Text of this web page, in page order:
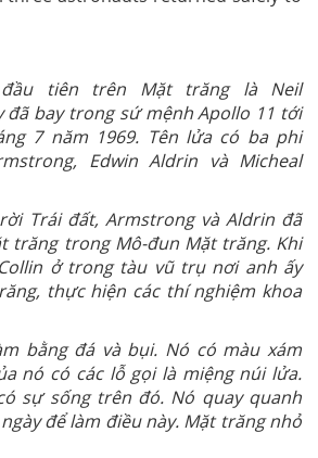
tiên trên Mặt trăng là Neil
đã bay trong sứ mệnh Apollo 11 tới
7 năm 1969. Tên lửa có ba phi
Edwin Aldrin và Micheal
Trái đất, Armstrong và Aldrin đã
trăng trong Mô-đun Mặt trăng. Khi
ở trong tàu vũ trụ nơi anh ấy
thực hiện các thí nghiệm khoa
bằng đá và bụi. Nó có màu xám
nó có các lỗ gọi là miệng núi lửa.
sự sống trên đó. Nó quay quanh
để làm điều này. Mặt trăng nhỏ